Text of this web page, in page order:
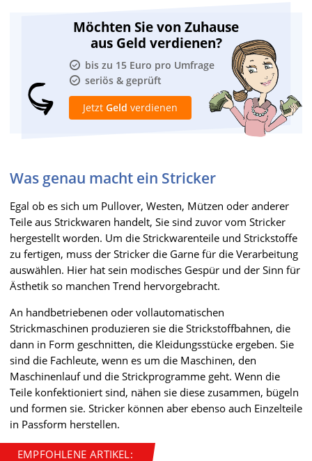
Möchten Sie von Zuhause
aus Geld verdienen?
bis zu 15 Euro pro Umfrage
seriös & geprüft
Jetzt Geld verdienen
Was genau macht ein Stricker
Egal ob es sich um Pullover, Westen, Mützen oder anderer
Teile aus Strickwaren handelt, Sie sind zuvor vom Stricker
hergestellt worden. Um die Strickwarenteile und Strickstoffe
zu fertigen, muss der Stricker die Garne für die Verarbeitung
auswählen. Hier hat sein modisches Gespür und der Sinn für
Ästhetik so manchen Trend hervorgebracht.
An handbetriebenen oder vollautomatischen
Strickmaschinen produzieren sie die Strickstoffbahnen, die
dann in Form geschnitten, die Kleidungsstücke ergeben. Sie
sind die Fachleute, wenn es um die Maschinen, den
Maschinenlauf und die Strickprogramme geht. Wenn die
Teile konfektioniert sind, nähen sie diese zusammen, bügeln
und formen sie. Stricker können aber ebenso auch Einzelteile
in Passform herstellen.
EMPFOHLENE ARTIKEL: